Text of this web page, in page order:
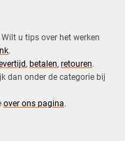
Wilt u tips over het werken
.
, betalen, retouren.​
dan onder de categorie bij
over ons pagina.